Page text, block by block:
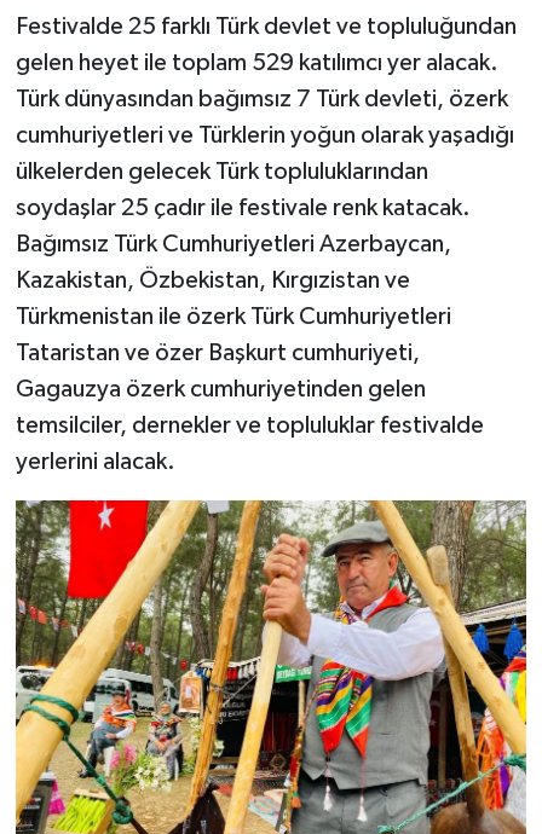
Festivalde 25 farklı Türk devlet ve topluluğundan
gelen heyet ile toplam 529 katılımcı yer alacak.
Türk dünyasından bağımsız 7 Türk devleti, özerk
cumhuriyetleri ve Türklerin yoğun olarak yaşadığı
ülkelerden gelecek Türk topluluklarından
soydaşlar 25 çadır ile festivale renk katacak.
Bağımsız Türk Cumhuriyetleri Azerbaycan,
Kazakistan, Özbekistan, Kırgızistan ve
Türkmenistan ile özerk Türk Cumhuriyetleri
Tataristan ve özer Başkurt cumhuriyeti,
Gagauzya özerk cumhuriyetinden gelen
temsilciler, dernekler ve topluluklar festivalde
yerlerini alacak.